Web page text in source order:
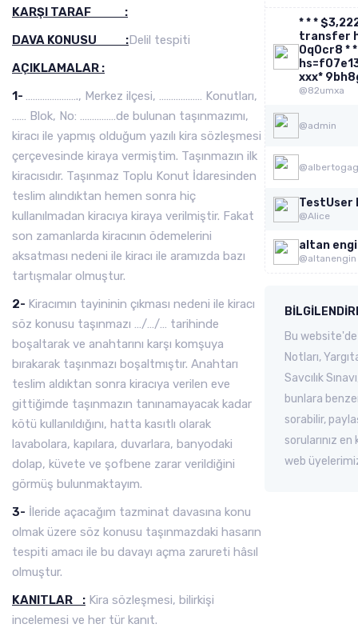
KARŞI TARAF :
DAVA KONUSU :Delil tespiti
AÇIKLAMALAR :
1- …………………., Merkez ilçesi, ……………… Konutları,
…… Blok, No: ……………de bulunan taşınmazımı,
kiracı ile yapmış olduğum yazılı kira sözleşmesi
çerçevesinde kiraya vermiştim. Taşınmazın ilk
kiracısıdır. Taşınmaz Toplu Konut İdaresinden
teslim alındıktan hemen sonra hiç
kullanılmadan kiracıya kiraya verilmiştir. Fakat
son zamanlarda kiracının ödemelerini
aksatması nedeni ile kiracı ile aramızda bazı
tartışmalar olmuştur.
2- Kiracımın tayininin çıkması nedeni ile kiracı
söz konusu taşınmazı …/…/… tarihinde
boşaltarak ve anahtarını karşı komşuya
bırakarak taşınmazı boşaltmıştır. Anahtarı
teslim aldıktan sonra kiracıya verilen eve
gittiğimde taşınmazın tanınamayacak kadar
kötü kullanıldığını, hatta kasıtlı olarak
lavabolara, kapılara, duvarlara, banyodaki
dolap, küvete ve şofbene zarar verildiğini
görmüş bulunmaktayım.
3- İleride açacağım tazminat davasına konu
olmak üzere söz konusu taşınmazdaki hasarın
tespiti amacı ile bu davayı açma zarureti hâsıl
olmuştur.
KANITLAR : Kira sözleşmesi, bilirkişi
incelemesi ve her tür kanıt.
* * *
transfer
0q0cr8 * *
ххх*
@82umxa
@admin
TestUser
@Alice
altan
@altanengin
Bu
Notları,
Savcılık
bunlara
sorabilir,
sorularınız
web